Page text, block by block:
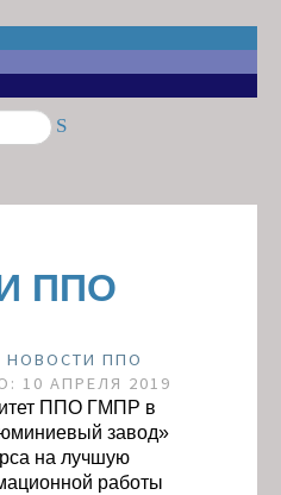
ППО
НОВОСТИ ППО
10 АПРЕЛЯ 2019
ППО ГМПР в
завод»
на лучшую
работы